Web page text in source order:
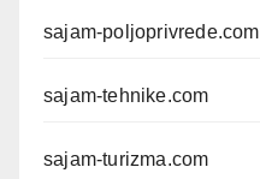
sajam-poljoprivrede.com
sajam-tehnike.com
sajam-turizma.com